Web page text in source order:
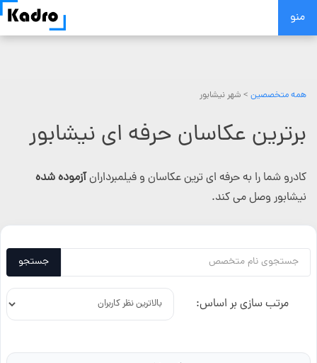
Skip
منو
همه متخصصین > شهر نیشابور
برترین عکاسان حرفه ای نیشابور
کادرو شما را به حرفه ای ترین عکاسان و فیلمبردارانآزموده شده
نیشابور وصل می کند.
جستجو
مرتب سازی بر اساس: